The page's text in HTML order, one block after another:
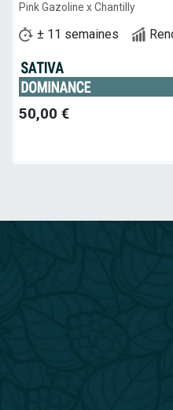
Pink Gazoline x Chantilly
± 11 semaines
50,00 €